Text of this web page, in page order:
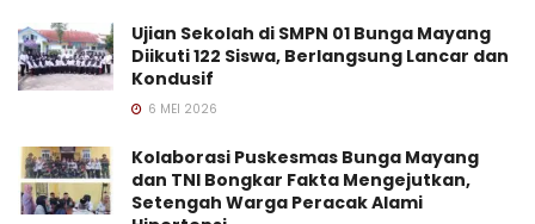
Ujian Sekolah di SMPN 01 Bunga Mayang
Diikuti 122 Siswa, Berlangsung Lancar dan
Kondusif
6 MEI 2026
Kolaborasi Puskesmas Bunga Mayang
dan TNI Bongkar Fakta Mengejutkan,
Setengah Warga Peracak Alami